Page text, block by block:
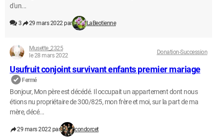
d'un...
3 29 mars 2022 par LaBeotienne
Musette_2325
le 28 mars 2022
Donation-Succession
Usufruit conjoint survivant enfants premier mariage
Fermé
Bonjour, Mon père est décédé. Il occupait un appartement dont nous
étions nu propriétaire de 300/825, mon frère et moi, sur la part de ma
mère, décé...
29 mars 2022 par condorcet